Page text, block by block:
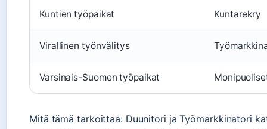
Kuntien työpaikat Kuntarekry
Virallinen työnvälitys
Varsinais-Suomen työpaikat
Mitä tämä tarkoittaa: Duunitori ja Työmarkkinatori